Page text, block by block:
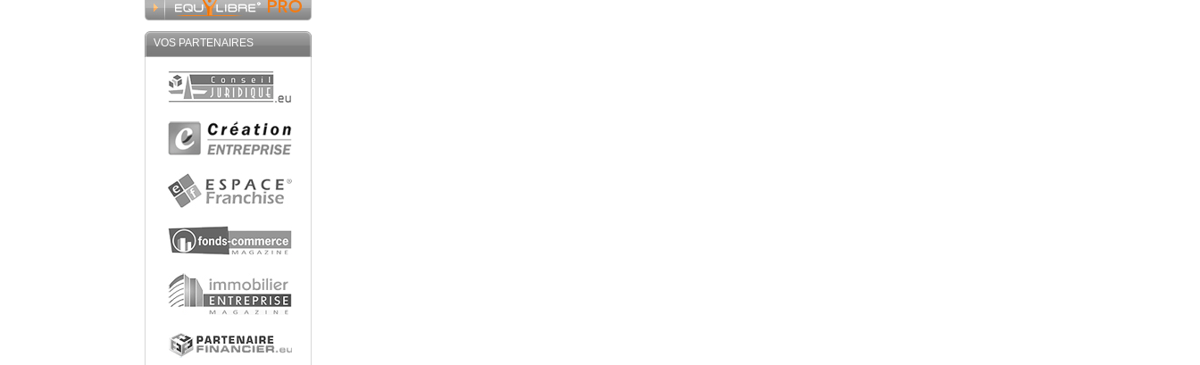
VOS PARTENAIRES